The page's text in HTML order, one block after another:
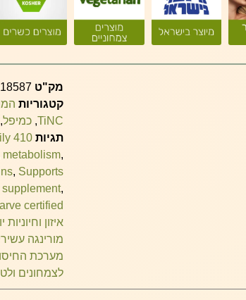
מק"ט
קטגוריות
TiNC
, כמיפל,
תגיות 410 mg pure moringa leaf per capsule
metabolism,
, Supports
,
certified
איזון וחיוניות
מורינגה
מערכת
לצמחונים